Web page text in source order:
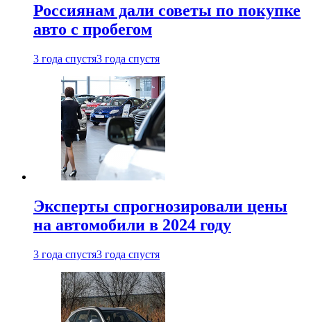
Россиянам дали советы по покупке
авто с пробегом
3 года спустя3 года спустя
Эксперты спрогнозировали цены
на автомобили в 2024 году
3 года спустя3 года спустя